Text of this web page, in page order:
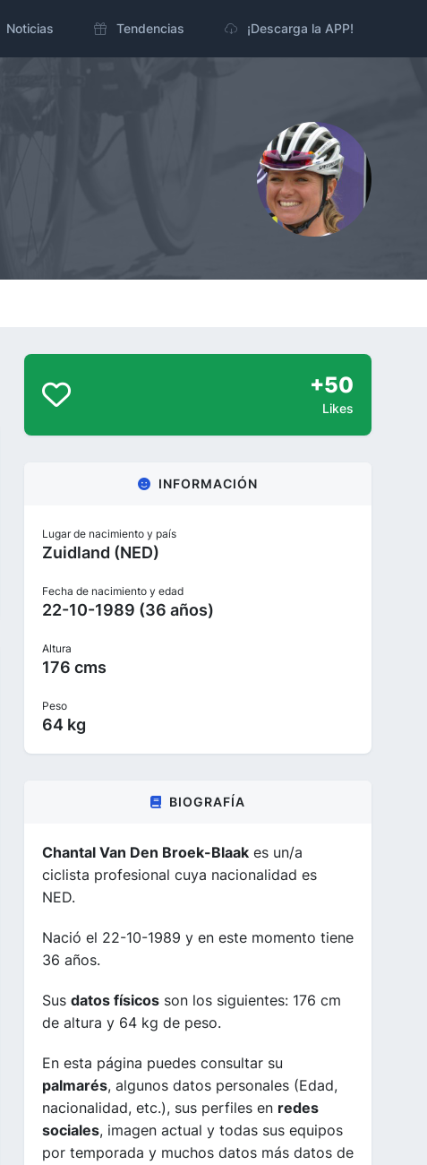
Noticias Tendencias ¡Descarga la APP!
+50
Likes
INFORMACIÓN
Lugar de nacimiento y país
Zuidland (NED)
Fecha de nacimiento y edad
22-10-1989 (36 años)
Altura
176 cms
Peso
64 kg
BIOGRAFÍA
Chantal Van Den Broek-Blaak es un/a
ciclista profesional cuya nacionalidad es
NED.
Nació el 22-10-1989 y en este momento tiene
36 años.
Sus datos físicos son los siguientes: 176 cm
de altura y 64 kg de peso.
En esta página puedes consultar su
palmarés, algunos datos personales (Edad,
nacionalidad, etc.), sus perfiles en redes
sociales, imagen actual y todas sus equipos
por temporada y muchos datos más datos de